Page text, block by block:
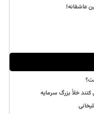
عاشقانه!
خلأ بزرگ سرمایه